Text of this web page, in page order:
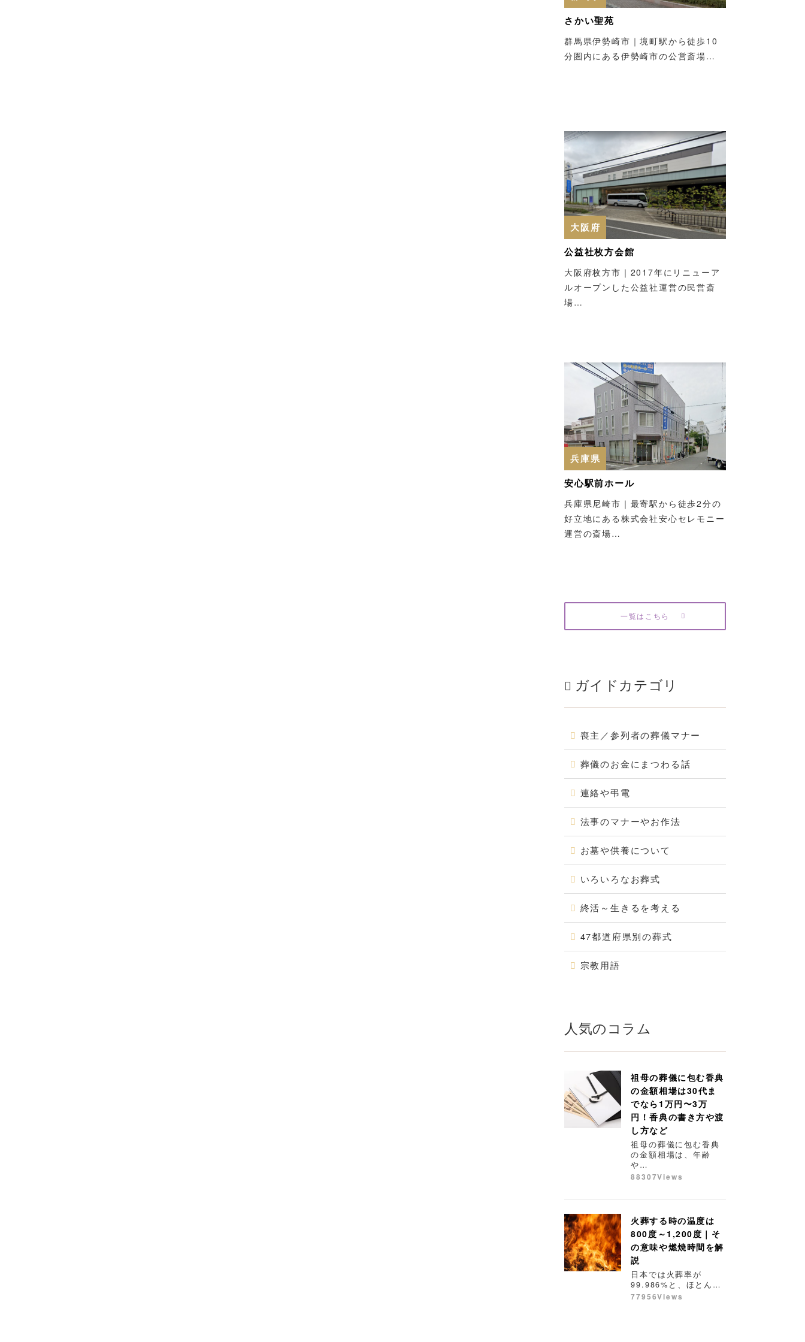
さかい聖苑
群馬県伊勢崎市｜境町駅から徒歩10
分圏内にある伊勢崎市の公営斎場…
大阪府
公益社枚方会館
大阪府枚方市｜2017年にリニューア
ルオープンした公益社運営の民営斎
場…
兵庫県
安心駅前ホール
兵庫県尼崎市｜最寄駅から徒歩2分の
好立地にある株式会社安心セレモニー
運営の斎場…
一覧はこちら
ガイドカテゴリ
喪主／参列者の葬儀マナー
葬儀のお金にまつわる話
連絡や弔電
法事のマナーやお作法
お墓や供養について
いろいろなお葬式
終活～生きるを考える
47都道府県別の葬式
宗教用語
人気のコラム
祖母の葬儀に包む香典
の金額相場は30代ま
でなら1万円〜3万
円！香典の書き方や渡
し方など
祖母の葬儀に包む香典
の金額相場は、年齢
や…
88307Views
火葬する時の温度は
800度～1,200度｜そ
の意味や燃焼時間を解
説
日本では火葬率が
99.986%と、ほとん…
77956Views